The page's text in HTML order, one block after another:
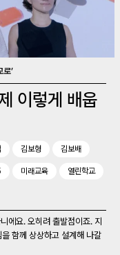
’
이렇게 배웁
김보형 김보배
미래교육 열린학교
에요. 오히려 출발점이죠. 지
함께 상상하고 설계해 나갈